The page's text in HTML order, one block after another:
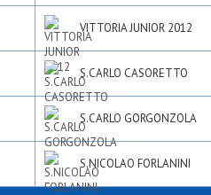
VITTORIA JUNIOR 2012
S.CARLO CASORETTO
S.CARLO GORGONZOLA
S.NICOLAO FORLANINI